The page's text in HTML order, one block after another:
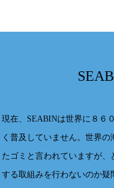
現在、SEABINは世界に８６
く普及していません。世界
たゴミと言われていますが
する取組みを行わないのか